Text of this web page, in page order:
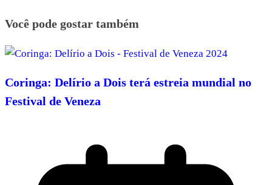
Você pode gostar também
Coringa: Delírio a Dois terá estreia mundial no
Festival de Veneza